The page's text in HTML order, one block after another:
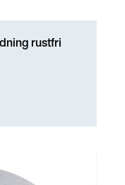
rustfri